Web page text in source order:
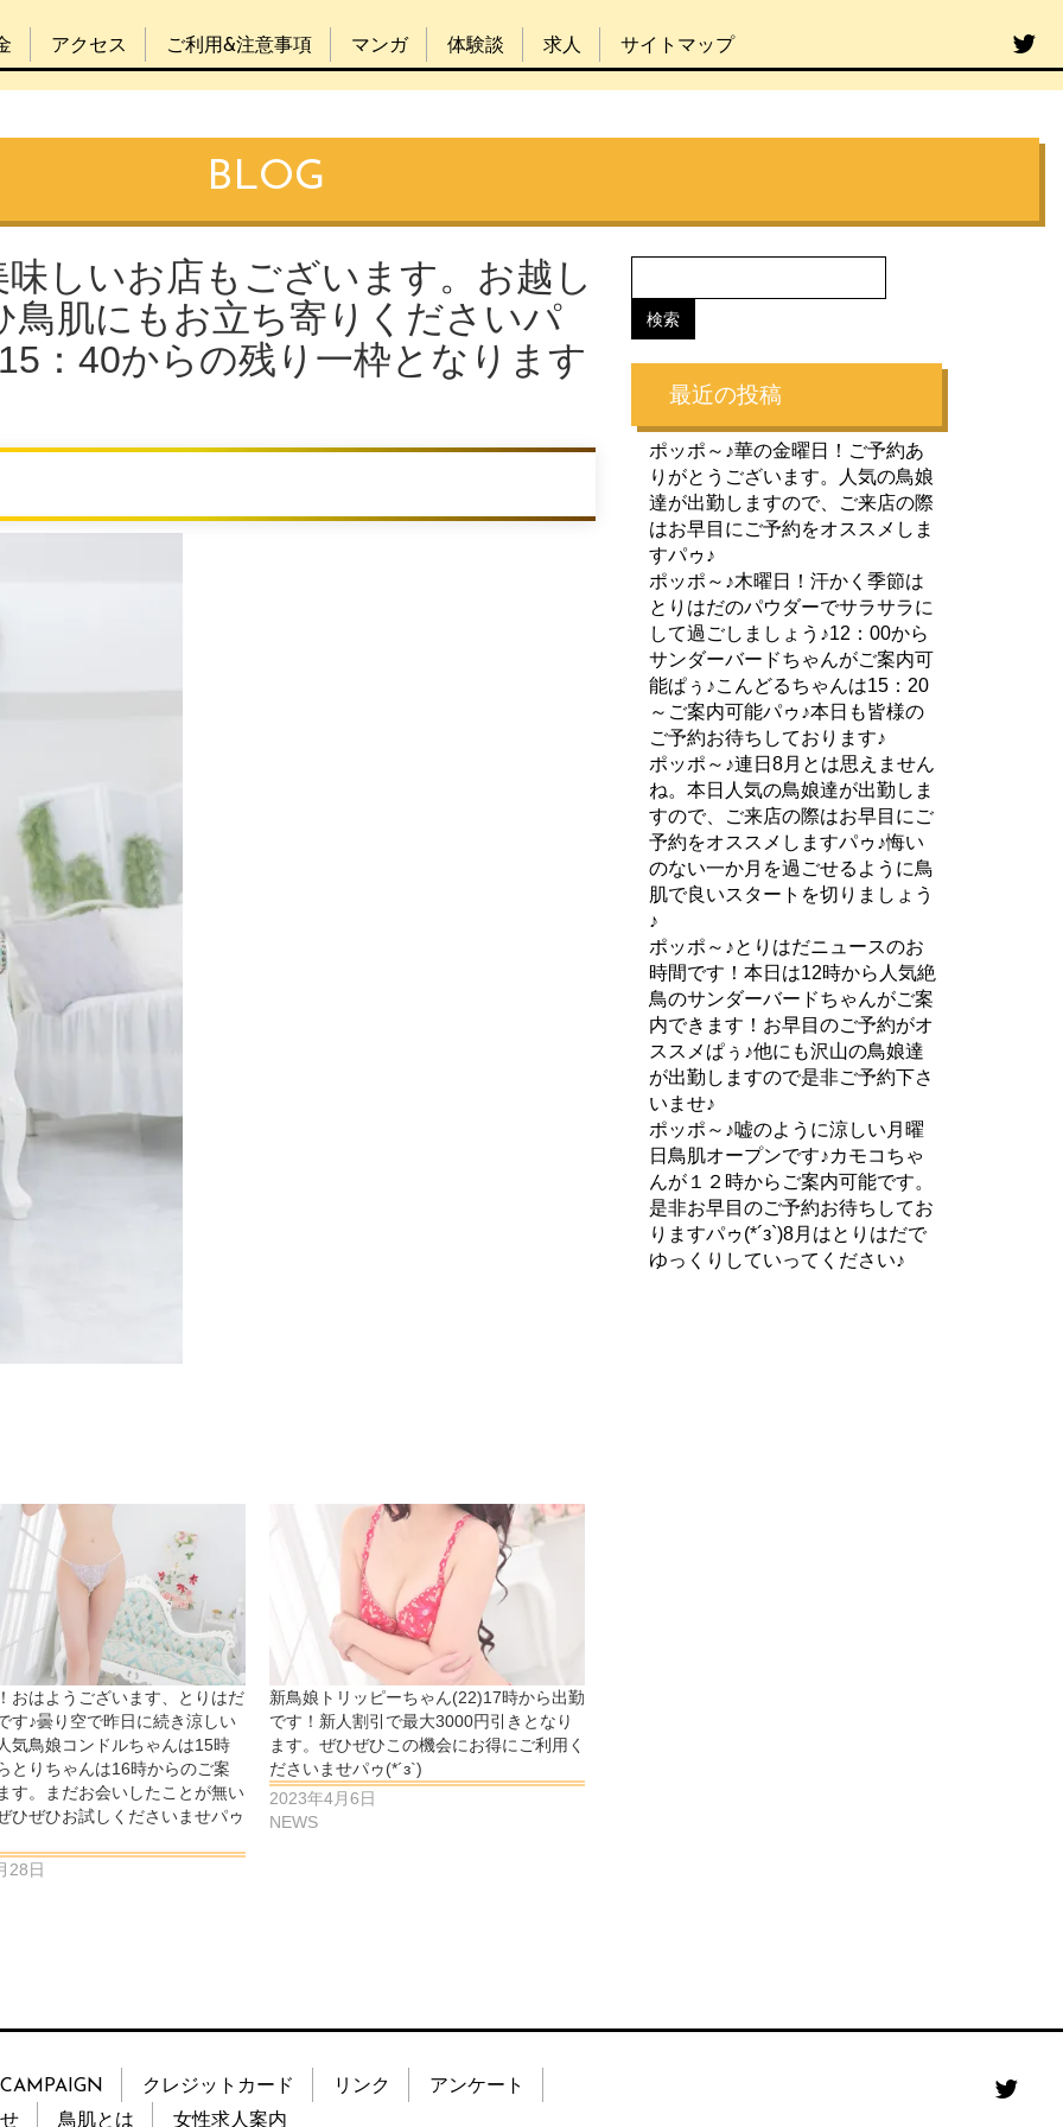
アクセス ご利用&注意事項 マンガ 体験談 求人 サイトマップ
BLOG
しいお店もございます。お越し
肌にもお立ち寄りくださいパ
：40からの残り一枠となります
おはようございます、とりはだ
す♪曇り空で昨日に続き涼しい
気鳥娘コンドルちゃんは15時
とりちゃんは16時からのご案
す。まだお会いしたことが無い
ひぜひお試しくださいませパゥ
28日
新鳥娘トリッピーちゃん(22)17時から出勤
です！新人割引で最大3000円引きとなり
ます。ぜひぜひこの機会にお得にご利用く
ださいませパゥ(*´з`)
2023年4月6日
NEWS
最近の投稿
ポッポ～♪華の金曜日！ご予約あ
りがとうございます。人気の鳥娘
達が出勤しますので、ご来店の際
はお早目にご予約をオススメしま
すパゥ♪
ポッポ～♪木曜日！汗かく季節は
とりはだのパウダーでサラサラに
して過ごしましょう♪12：00から
サンダーバードちゃんがご案内可
能ぱぅ♪こんどるちゃんは15：20
～ご案内可能パゥ♪本日も皆様の
ご予約お待ちしております♪
ポッポ～♪連日8月とは思えません
ね。本日人気の鳥娘達が出勤しま
すので、ご来店の際はお早目にご
予約をオススメしますパゥ♪悔い
のない一か月を過ごせるように鳥
肌で良いスタートを切りましょう
♪
ポッポ～♪とりはだニュースのお
時間です！本日は12時から人気絶
鳥のサンダーバードちゃんがご案
内できます！お早目のご予約がオ
ススメぱぅ♪他にも沢山の鳥娘達
が出勤しますので是非ご予約下さ
いませ♪
ポッポ～♪嘘のように涼しい月曜
日鳥肌オープンです♪カモコちゃ
んが１２時からご案内可能です。
是非お早目のご予約お待ちしてお
りますパゥ(*´з`)8月はとりはだで
ゆっくりしていってください♪
CAMPAIGN クレジットカード リンク
アンケート
鳥肌とは 女性求人案内